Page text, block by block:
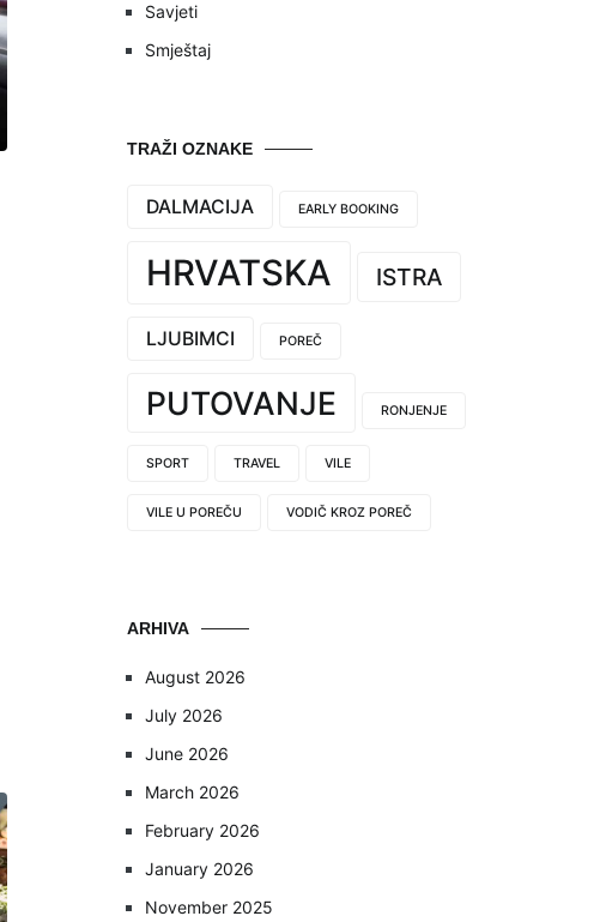
Savjeti
Smještaj
TRAŽI OZNAKE
DALMACIJA EARLY BOOKING
HRVATSKA ISTRA
LJUBIMCI POREČ
PUTOVANJE RONJENJE
SPORT TRAVEL VILE
VILE U POREČU VODIČ KROZ POREČ
ARHIVA
August 2026
July 2026
June 2026
March 2026
February 2026
January 2026
November 2025